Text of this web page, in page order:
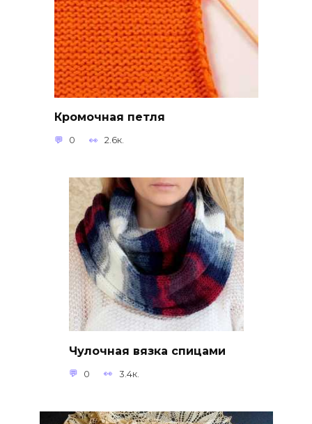
Кромочная петля
0 2.6к.
Чулочная вязка спицами
0 3.4к.